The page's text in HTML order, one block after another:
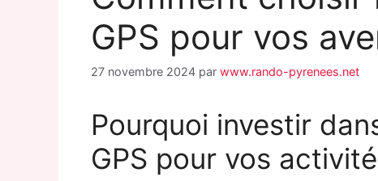
GPS pour vos
27 novembre 2024 par www.rando-pyrenees.net
Pourquoi investir
GPS pour vos